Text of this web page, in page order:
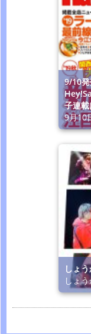
9/10
子連
9月10
しょ
しょ